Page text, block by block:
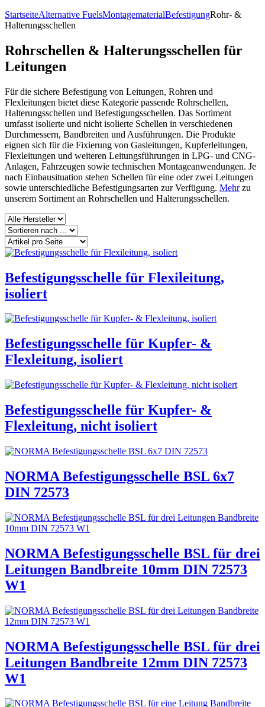
StartseiteAlternative FuelsMontagematerialBefestigungRohr- &
Halterungsschellen
Rohrschellen & Halterungsschellen für
Leitungen
Für die sichere Befestigung von Leitungen, Rohren und
Flexleitungen bietet diese Kategorie passende Rohrschellen,
Halterungsschellen und Befestigungsschellen. Das Sortiment
umfasst isolierte und nicht isolierte Schellen in verschiedenen
Durchmessern, Bandbreiten und Ausführungen. Die Produkte
eignen sich für die Fixierung von Gasleitungen, Kupferleitungen,
Flexleitungen und weiteren Leitungsführungen in LPG- und CNG-
Anlagen, Fahrzeugen sowie technischen Montageanwendungen. Je
nach Einbausituation stehen Schellen für eine oder zwei Leitungen
sowie unterschiedliche Befestigungsarten zur Verfügung. Mehrzu
unserem Sortiment an Rohrschellen und Halterungsschellen.
Befestigungsschelle für Flexileitung,
isoliert
Befestigungsschelle für Kupfer- &
Flexleitung, isoliert
Befestigungsschelle für Kupfer- &
Flexleitung, nicht isoliert
NORMA Befestigungsschelle BSL 6x7
DIN 72573
NORMA Befestigungsschelle BSL für drei
Leitungen Bandbreite 10mm DIN 72573
W1
NORMA Befestigungsschelle BSL für drei
Leitungen Bandbreite 12mm DIN 72573
W1